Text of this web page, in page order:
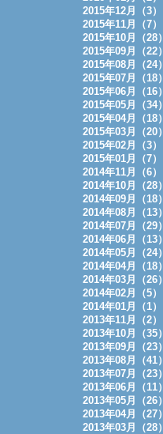
2015年12月（3）
2015年11月（7）
2015年10月（28）
2015年09月（22）
2015年08月（24）
2015年07月（18）
2015年06月（16）
2015年05月（34）
2015年04月（18）
2015年03月（20）
2015年02月（3）
2015年01月（7）
2014年11月（6）
2014年10月（28）
2014年09月（18）
2014年08月（13）
2014年07月（29）
2014年06月（13）
2014年05月（24）
2014年04月（18）
2014年03月（26）
2014年02月（5）
2014年01月（1）
2013年11月（2）
2013年10月（35）
2013年09月（23）
2013年08月（41）
2013年07月（23）
2013年06月（11）
2013年05月（26）
2013年04月（27）
2013年03月（28）